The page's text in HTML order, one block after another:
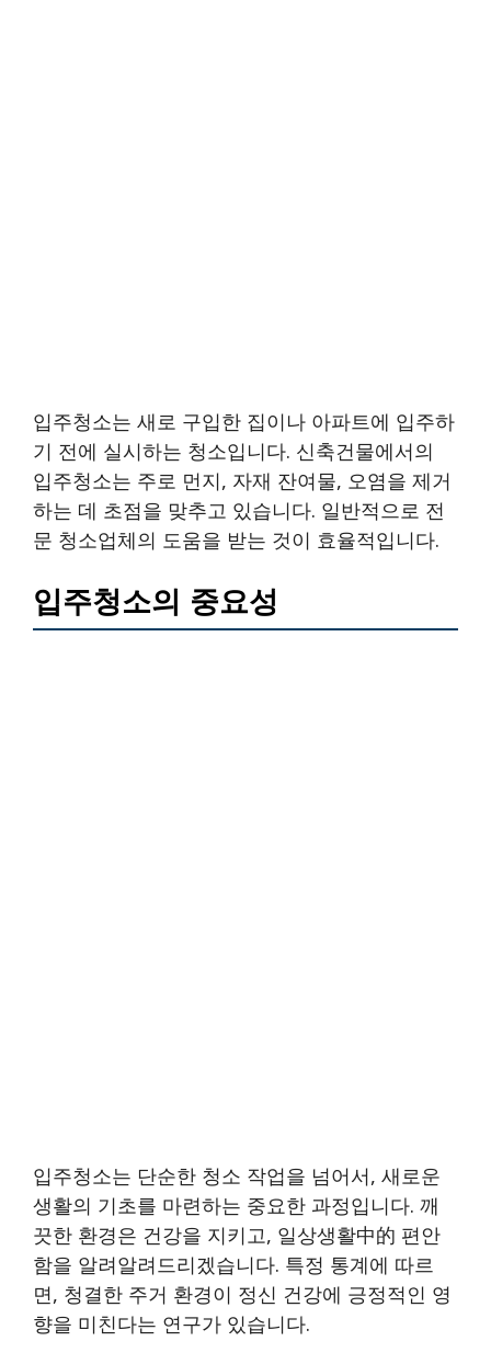
입주청소는 새로 구입한 집이나 아파트에 입주하
기 전에 실시하는 청소입니다. 신축건물에서의
입주청소는 주로 먼지, 자재 잔여물, 오염을 제거
하는 데 초점을 맞추고 있습니다. 일반적으로 전
문 청소업체의 도움을 받는 것이 효율적입니다.
입주청소의 중요성
입주청소는 단순한 청소 작업을 넘어서, 새로운
생활의 기초를 마련하는 중요한 과정입니다. 깨
끗한 환경은 건강을 지키고, 일상생활中的 편안
함을 알려알려드리겠습니다. 특정 통계에 따르
면, 청결한 주거 환경이 정신 건강에 긍정적인 영
향을 미친다는 연구가 있습니다.